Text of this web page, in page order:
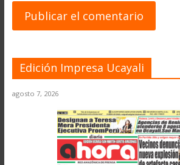
Edición Impresa Ucayali
agosto 7, 2026